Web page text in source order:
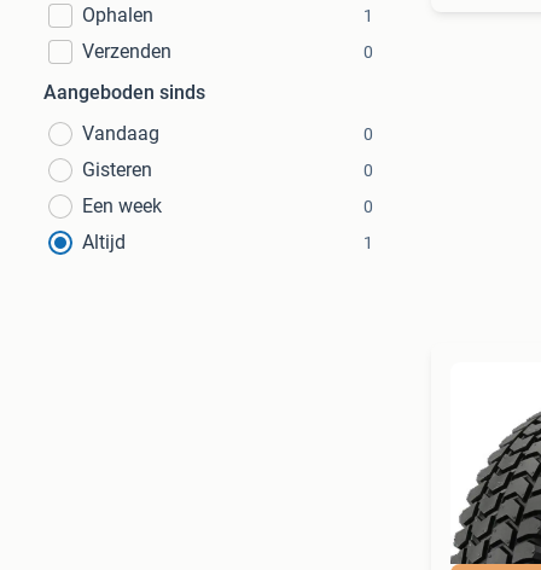
Ophalen
1
Verzenden 0
Aangeboden sinds
Vandaag
0
Gisteren 0
Een week 0
Altijd 1